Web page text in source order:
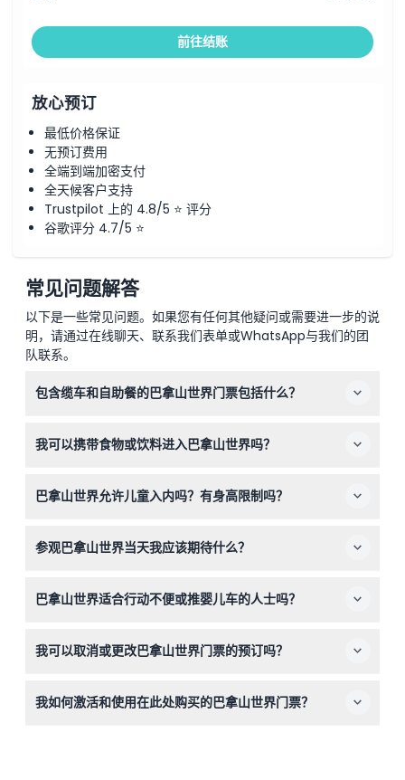
前往结账
放心预订
最低价格保证
无预订费用
全端到端加密支付
全天候客户支持
Trustpilot 上的 4.8/5 ⭐ 评分
谷歌评分 4.7/5 ⭐
常见问题解答
以下是一些常见问题。如果您有任何其他疑问或需要进一步的说
明，请通过在线聊天、联系我们表单或WhatsApp与我们的团
队联系。
包含缆车和自助餐的巴拿山世界门票包括什么？
天在四季自助餐厅享用2小时自助餐，以及进入金桥、爱情
我可以携带食物或饮料进入巴拿山世界吗？
的自助餐和其他餐饮选择。
巴拿山世界允许儿童入内吗？有身高限制吗？
人票价计算。请在预订前确认您孩子的身高以便合理安排。
参观巴拿山世界当天我应该期待什么？
的金桥，漫步法国村庄和花园，并在四季餐厅享用自助午
60分钟）（可能会有变动—请在预订时确认）。
巴拿山世界适合行动不便或推婴儿车的人士吗？
游览。
我可以取消或更改巴拿山世界门票的预订吗？
谨慎确认后再购买。
我如何激活和使用在此处购买的巴拿山世界门票？